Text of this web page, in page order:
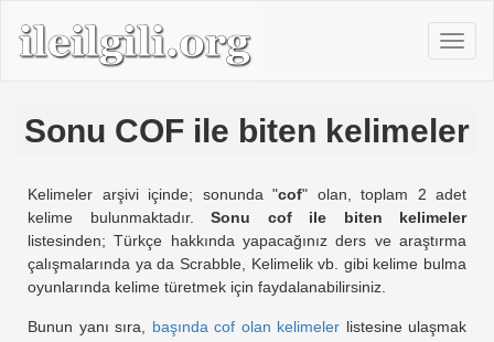
Sonu COF ile biten kelimeler
Kelimeler arşivi içinde; sonunda "cof" olan, toplam 2 adet
kelime bulunmaktadır. Sonu cof ile biten kelimeler
listesinden; Türkçe hakkında yapacağınız ders ve araştırma
çalışmalarında ya da Scrabble, Kelimelik vb. gibi kelime bulma
oyunlarında kelime türetmek için faydalanabilirsiniz.
Bunun yanı sıra, başında cof olan kelimeler listesine ulaşmak